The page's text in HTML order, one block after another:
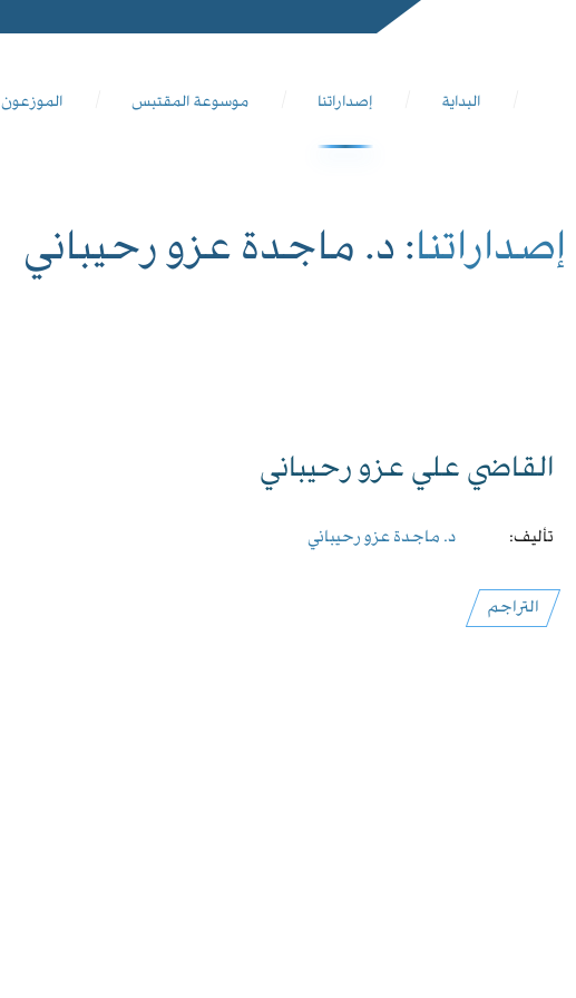
البداية إصداراتنا موسوعة المقتبس الموزعون
إصداراتنا: د. ماجدة عزو رحيباني
القاضي علي عزو رحيباني
تأليف: د. ماجدة عزو رحيباني
التراجم